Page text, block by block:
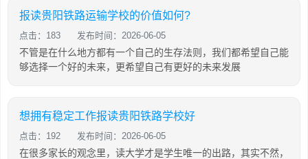
报读贵阳铁路运输学校的价值如何?
点击：183 发布时间：2026-06-05
不管是在什么地方都有一个自己的生存法则，我们都希望自己能
够选择一个好的未来，更希望自己有更好的未来发展
想拥有稳定工作报读贵阳铁路学校好
点击：192 发布时间：2026-06-05
在很多家长的观念里，读大学才是学生唯一的出路，其实不然，